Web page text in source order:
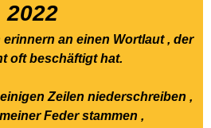
2022
an einen Wortlaut , der
oft beschäftigt hat.
Zeilen niederschreiben ,
Feder stammen ,